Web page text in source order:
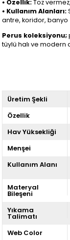
• Özellik:Toz
• Kullanım Alanları:
antre, koridor, banyo
Perus koleksiyonu;
tüylü halı ve modern
Üretim Şekli
Özellik
Hav Yüksekliği
Menşei
Kullanım Alanı
Materyal
Bileşeni
Yıkama
Talimatı
Web Color